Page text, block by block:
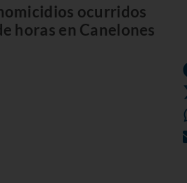
ocurridos
horas en Canelones